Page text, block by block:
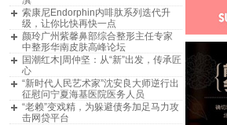
索康尼Endorphin内啡肽系列迭代升
级，让你比快再快一点
颜玲广州紫馨鼻部综合整形主任专家
中整形华南皮肤高峰论坛
国潮红木|周仲坚：从“新”出发，传承匠
心
“新时代人民艺术家”沈安良大师逆行出
征慰问宁夏海基医院医务人员
“老赖”变戏精，为躲避债务加足马力攻
击网贷平台